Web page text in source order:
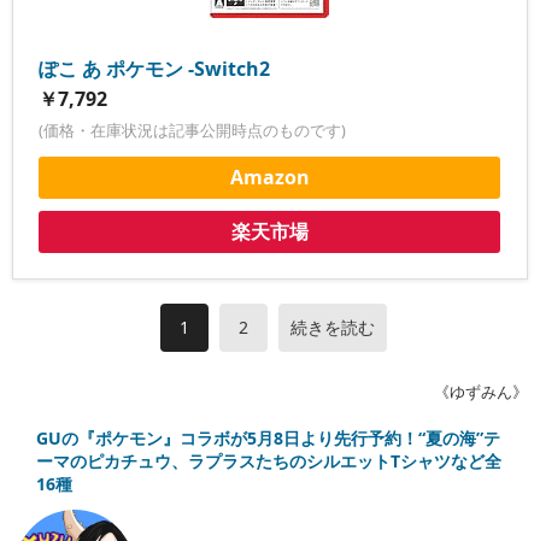
ぽこ あ ポケモン -Switch2
￥7,792
(価格・在庫状況は記事公開時点のものです)
Amazon
楽天市場
1 2 続きを読む
《ゆずみん》
GUの『ポケモン』コラボが5月8日より先行予約！“夏の海”テ
ーマのピカチュウ、ラプラスたちのシルエットTシャツなど全
16種